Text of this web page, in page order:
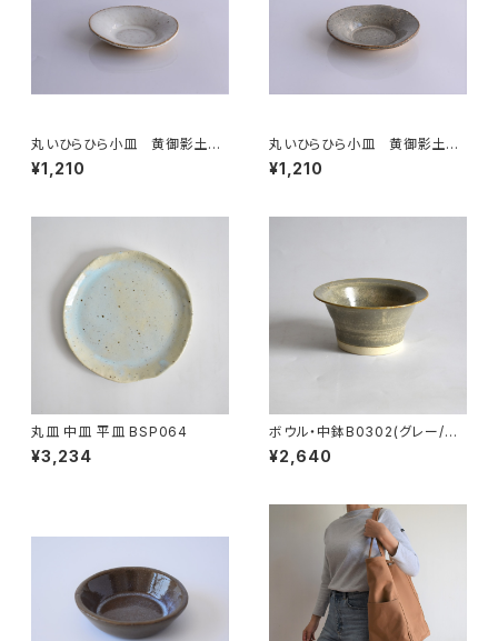
丸いひらひら小皿 黄御影土×
チタンマット釉
¥1,210
丸いひらひら小皿 黄御影土×
白鼠結晶釉
¥1,210
丸皿 中皿 平皿 BSP064
¥3,234
ボウル・中鉢B0302(グレー/ベ
ージュ)
¥2,640